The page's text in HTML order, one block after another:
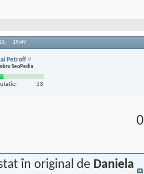
19:49
Petroff
SeoPedia
33
în original de Daniela